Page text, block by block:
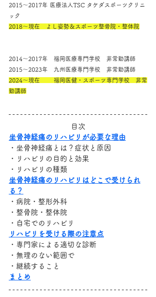
2015～2017年 医療法人TSC タケダスポーツクリニ
ック
2018～現在　よし姿勢＆スポーツ整骨院・整体院
2014～2017年　福岡医療専門学校　非常勤講師
2015～2023年　九州医療専門学校　非常勤講師
2024～現在　　 福岡医健・スポーツ専門学校　非常
勤講師
目次
坐骨神経痛のリハビリが必要な理由
・坐骨神経痛とは？症状と原因
・リハビリの目的と効果
・リハビリの種類
坐骨神経痛のリハビリはどこで受けられ
る？
・病院・整形外科
・整骨院・整体院
・自宅でのリハビリ
リハビリを受ける際の注意点
・専門家による適切な診断
・無理のない範囲で
・継続すること
まとめ